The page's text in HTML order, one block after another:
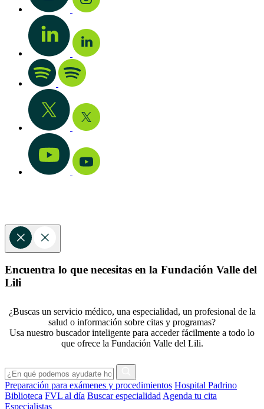
Encuentra lo que necesitas en la Fundación Valle del
Lili
¿Buscas un servicio médico, una especialidad, un profesional de la
salud o información sobre citas y programas?
Usa nuestro buscador inteligente para acceder fácilmente a todo lo
que ofrece la Fundación Valle del Lili.
Preparación para exámenes y procedimientos Hospital Padrino
Biblioteca FVL al día Buscar especialidad Agenda tu cita
Especialistas